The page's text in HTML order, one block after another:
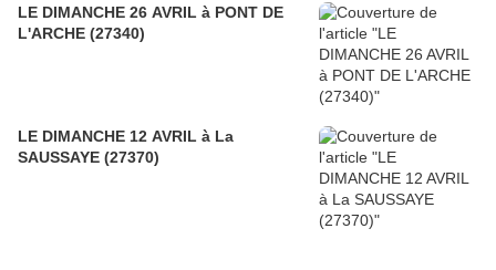
LE DIMANCHE 26 AVRIL à PONT DE
L'ARCHE (27340)
LE DIMANCHE 12 AVRIL à La
SAUSSAYE (27370)